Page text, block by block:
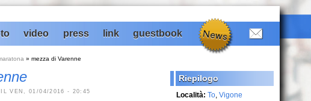
video press link guestbook
Riepilogo
Località: To, Vigone
» mezza di Varenne
IL VEN, 01/04/2016 - 20:45